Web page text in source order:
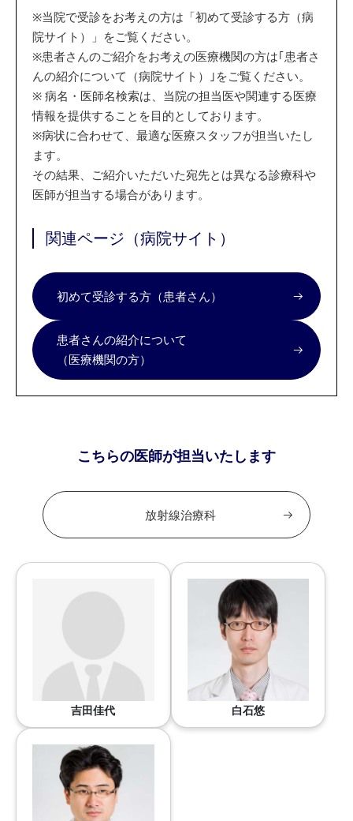
※当院で受診をお考えの方は「初めて受診する方（病
院サイト）」をご覧ください。
※患者さんのご紹介をお考えの医療機関の方は｢患者さ
んの紹介について（病院サイト）｣をご覧ください。
※ 病名・医師名検索は、当院の担当医や関連する医療
情報を提供することを目的としております。
※病状に合わせて、最適な医療スタッフが担当いたし
ます。
その結果、ご紹介いただいた宛先とは異なる診療科や
医師が担当する場合があります。
関連ページ（病院サイト）
初めて受診する方（患者さん）
患者さんの紹介について
（医療機関の方）
こちらの医師が担当いたします
放射線治療科
吉田佳代 白石悠